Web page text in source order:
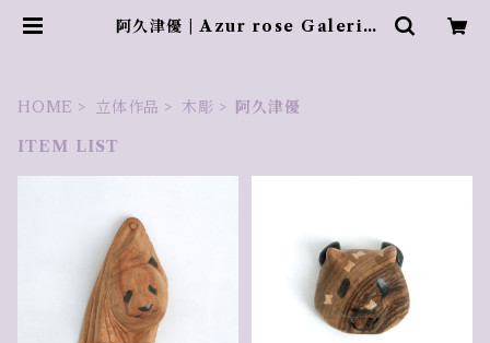
阿久津優 | Azur rose Galerie
HOME 立体作品 木彫
阿久津優
ITEM LIST